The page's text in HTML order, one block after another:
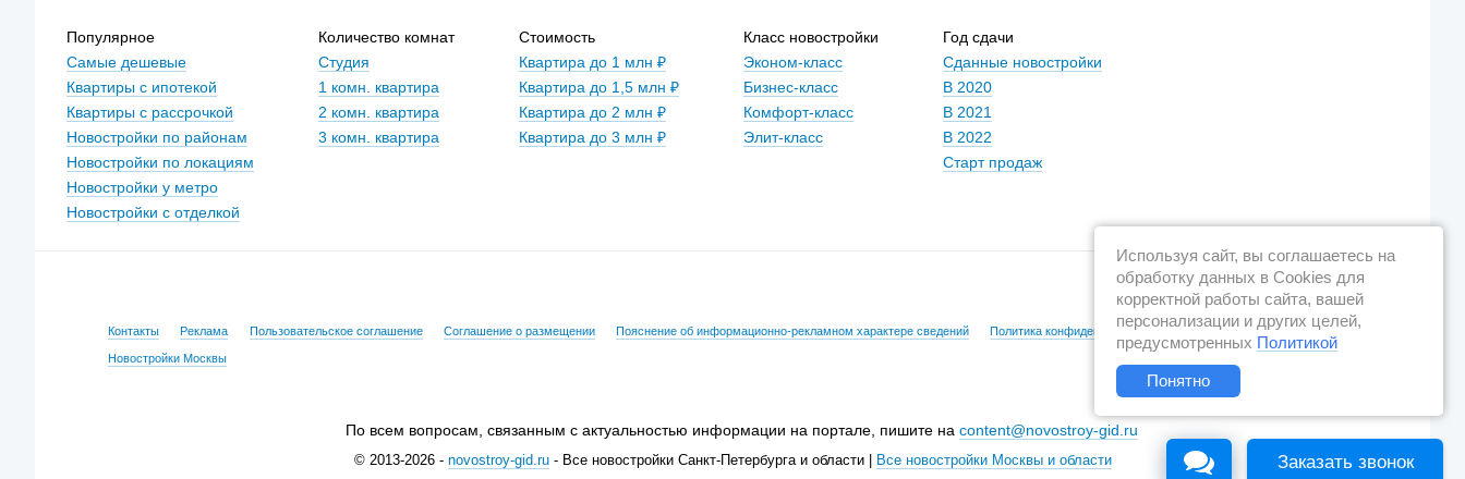
Популярное
Самые дешевые
Квартиры с ипотекой
Квартиры с рассрочкой
Новостройки по районам
Новостройки по локациям
Новостройки у метро
Новостройки с отделкой
Количество комнат
Студия
1 комн. квартира
2 комн. квартира
3 комн. квартира
Стоимость
Квартира до 1 млн ₽
Квартира до 1,5 млн ₽
Квартира до 2 млн ₽
Квартира до 3 млн ₽
Класс новостройки
Эконом-класс
Бизнес-класс
Комфорт-класс
Элит-класс
Год сдачи
Сданные новостройки
В 2020
В 2021
В 2022
Старт продаж
Контакты Реклама Пользовательское соглашение Соглашение о размещении Пояснение об информационно-рекламном характере сведений Политика конфиденциальности Новостройки Санкт-Петербурга
Новостройки Москвы
По всем вопросам, связанным с актуальностью информации на портале, пишите на content@novostroy-gid.ru
© 2013-2026 - novostroy-gid.ru - Все новостройки Санкт-Петербурга и области | Все новостройки Москвы и области
Используя сайт, вы соглашаетесь на
обработку данных в Cookies для
корректной работы сайта, вашей
персонализации и других целей,
предусмотренных Политикой
Понятно
Заказать звонок